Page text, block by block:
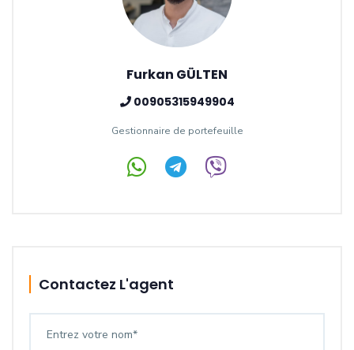
Furkan GÜLTEN
00905315949904
Gestionnaire de portefeuille
Contactez L'agent